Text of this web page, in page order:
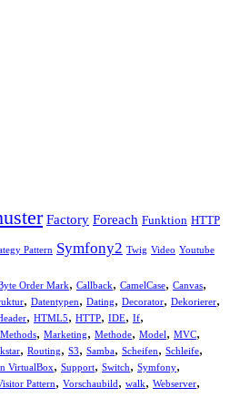
Factory Foreach Funktion HTTP
Pattern Symfony2 Twig Video Youtube
Order Mark, Callback, CamelCase, Canvas,
, Datentypen, Dating, Decorator, Dekorierer,
, HTML5, HTTP, IDE, If,
, Marketing, Methode, Model, MVC,
, Routing, S3, Samba, Scheifen, Schleife,
VirtualBox, Support, Switch, Symfony,
Pattern, Vorschaubild, walk, Webserver,